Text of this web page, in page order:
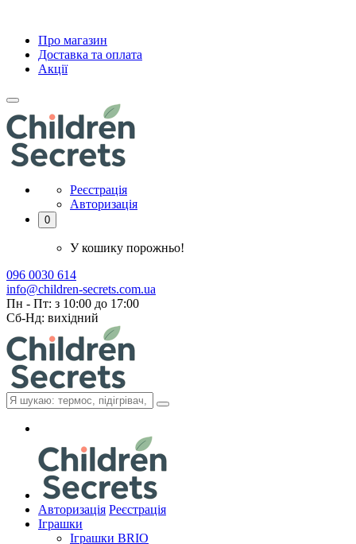
Про магазин
Доставка та оплата
Акції
Реєстрація
Авторизація
0
У кошику порожньо!
096 0030 614
info@children-secrets.com.ua
Пн - Пт: з 10:00 до 17:00
Сб-Нд: вихідний
Авторизація Реєстрація
Іграшки
Іграшки BRIO